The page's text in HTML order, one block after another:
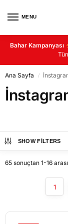
MENU
Bahar Kampanyası
Ana Sayfa /
SHOW FILTERS
65 sonuçtan 1-16
1